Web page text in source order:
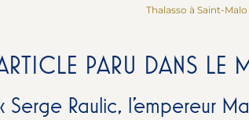
Thalasso à Saint-Malo
PARU DANS LE
Serge Raulic, l’empereur